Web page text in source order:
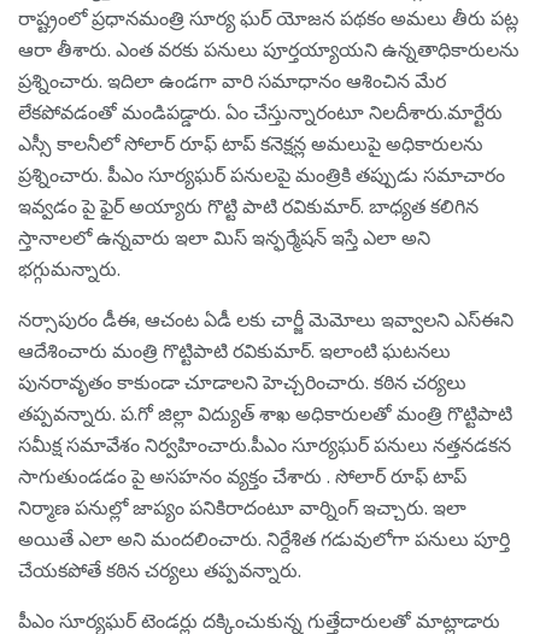
రాష్ట్రంలో ప్ర‌ధాన‌మంత్రి సూర్య ఘ‌ర్ యోజ‌న ప‌థ‌కం అమ‌లు తీరు ప‌ట్ల
ఆరా తీశారు. ఎంత వ‌ర‌కు ప‌నులు పూర్త‌య్యాయ‌ని ఉన్న‌తాధికారుల‌ను
ప్ర‌శ్నించారు. ఇదిలా ఉండ‌గా వారి స‌మాధానం ఆశించిన మేర
లేక‌పోవ‌డంతో మండిప‌డ్డారు. ఏం చేస్తున్నారంటూ నిల‌దీశారు.మార్టేరు
ఎస్సీ కాలనీలో సోలార్ రూఫ్ టాప్ కనెక్షన్ల అమలుపై అధికారులను
ప్రశ్నించారు. పీఎం సూర్యఘర్ పనులపై మంత్రికి తప్పుడు సమాచారం
ఇవ్వ‌డం పై ఫైర్ అయ్యారు గొట్టి పాటి ర‌వికుమార్. బాధ్య‌త క‌లిగిన
స్తానాల‌లో ఉన్న‌వారు ఇలా మిస్ ఇన్ఫ‌ర్మేష‌న్ ఇస్తే ఎలా అని
భ‌గ్గుమ‌న్నారు.
నర్సాపురం డీఈ, ఆచంట ఏడీ లకు చార్జీ మెమోలు ఇవ్వాలని ఎస్ఈని
ఆదేశించారు మంత్రి గొట్టిపాటి ర‌వికుమార్. ఇలాంటి ఘటనలు
పునరావృతం కాకుండా చూడాలని హెచ్చ‌రించారు. క‌ఠిన చ‌ర్య‌లు
త‌ప్ప‌వ‌న్నారు. ప.గో జిల్లా విద్యుత్ శాఖ అధికారులతో మంత్రి గొట్టిపాటి
సమీక్ష సమావేశం నిర్వ‌హించారు.పీఎం సూర్యఘర్ పనులు నత్తనడకన
సాగుతుండడం పై అసహనం వ్యక్తం చేశారు . సోలార్ రూఫ్ టాప్
నిర్మాణ పనుల్లో జాప్యం పనికిరాదంటూ వార్నింగ్ ఇచ్చారు. ఇలా
అయితే ఎలా అని మంద‌లించారు. నిర్దేశిత గడువులోగా పనులు పూర్తి
చేయకపోతే కఠిన చర్యలు త‌ప్ప‌వ‌న్నారు.
పీఎం సూర్యఘర్ టెండర్లు దక్కించుకున్న గుత్తేదారులతో మాట్లాడారు